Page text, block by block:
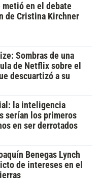
en el debate
de Cristina Kirchner
Sombras de una
de Netflix sobre el
descuartizó a su
la inteligencia
serían los primeros
en ser derrotados
Benegas Lynch
de intereses en el